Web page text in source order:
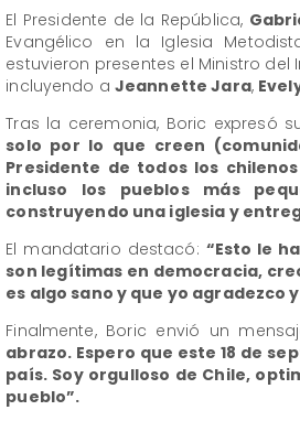
El Presidente de la República,
Evangélico en la Iglesia
estuvieron presentes el Ministro del
incluyendo a Jeannette Jara,
Tras la ceremonia, Boric expresó
solo por lo que creen
Presidente de todos los
incluso los pueblos más
construyendo una iglesia y
El mandatario destacó: “Esto le
son legítimas en democracia,
es algo sano y que yo agradezco
Finalmente, Boric envió un
abrazo. Espero que este 18 de
país. Soy orgulloso de Chile,
pueblo”.